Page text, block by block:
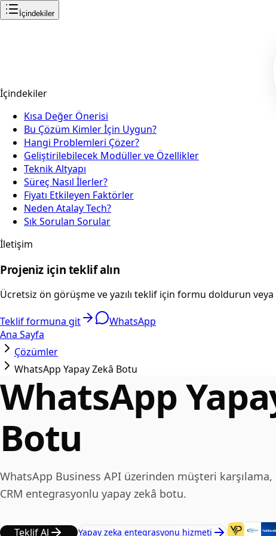
İçindekiler
İçindekiler
Kısa Değer Önerisi
Bu Çözüm Kimler İçin Uygun?
Hangi Problemleri Çözer?
Geliştirilebilecek Modüller ve Özellikler
Teknik Altyapı
Süreç Nasıl İlerler?
Fiyatı Etkileyen Faktörler
Neden Atalay Tech?
Sık Sorulan Sorular
İletişim
Projeniz için teklif alın
Ücretsiz ön görüşme ve yazılı teklif için formu doldurun
Teklif formuna git
WhatsApp
Ana Sayfa
Çözümler
WhatsApp Yapay Zekâ Botu
WhatsApp
Botu
WhatsApp Business API üzerinden müşteri karşılama,
CRM entegrasyonlu yapay zekâ botu.
Teklif Al Yapay zeka entegrasyonu hizmeti